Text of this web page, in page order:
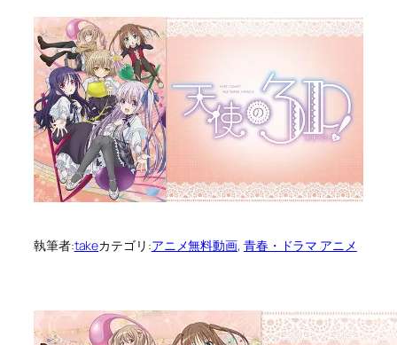
執筆者:takeカテゴリ:アニメ無料動画, 青春・ドラマ アニメ